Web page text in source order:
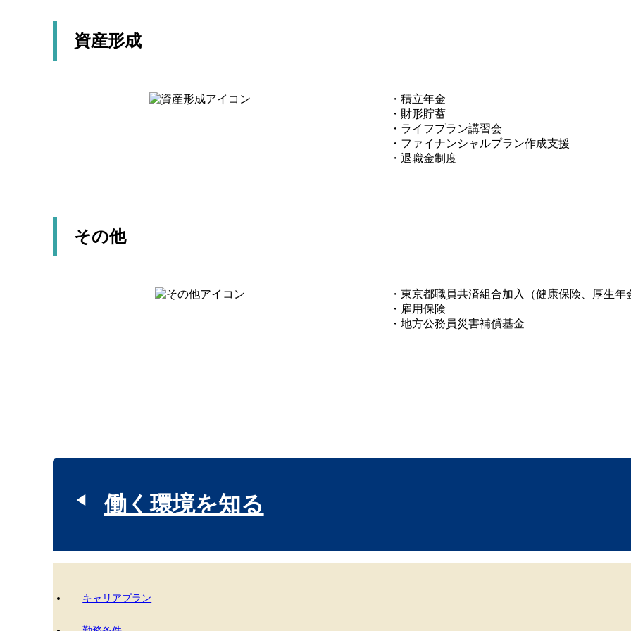
資産形成
・積立年金
・財形貯蓄
・ライフプラン講習会
・ファイナンシャルプラン作成支援
・退職金制度
その他
・東京都職員共済組合加入（健康保険、厚生年
・雇用保険
・地方公務員災害補償基金
働く環境を知る
キャリアプラン